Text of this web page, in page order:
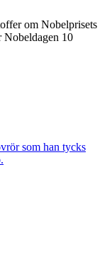
om Nobelprisets
Nobeldagen 10